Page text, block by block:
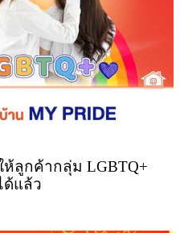
ลูกค้ากลุ่ม LGBTQ+
ด้แล้ว